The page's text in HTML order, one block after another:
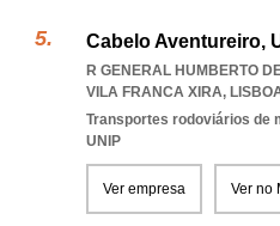
Cabelo Aventureiro,
R GENERAL HUMBERTO
VILA FRANCA XIRA,
Transportes rodoviários de
UNIP
Ver empresa Ver no